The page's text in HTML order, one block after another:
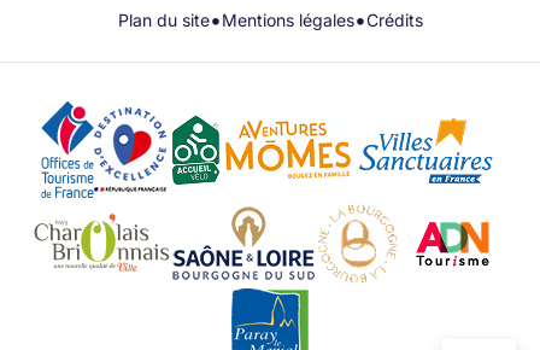
Plan du site•Mentions légales•Crédits